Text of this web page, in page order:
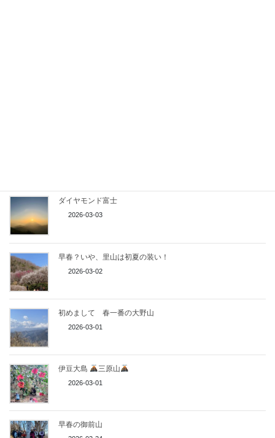
ダイヤモンド富士
2026-03-03
早春？いや、里山は初夏の装い！
2026-03-02
初めまして 春一番の大野山
2026-03-01
伊豆大島 三原山
2026-03-01
早春の御前山